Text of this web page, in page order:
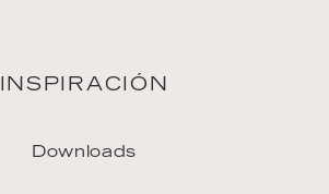
INSPIRACIÓN
Downloads